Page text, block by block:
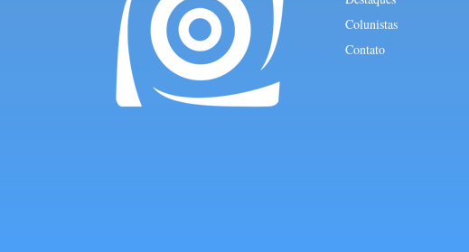
Colunistas
Contato